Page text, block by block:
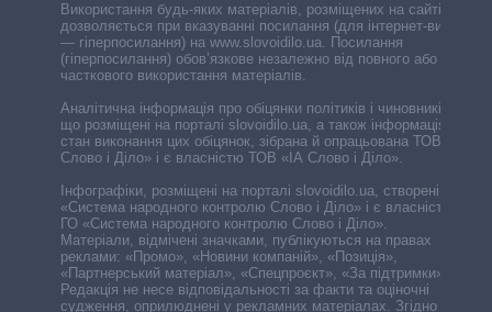
Використання будь-яких матеріалів, розміщених на сайті,
дозволяється при вказуванні посилання (для інтернет-видань
— гіперпосилання) на www.slovoidilo.ua. Посилання
(гіперпосилання) обов’язкове незалежно від повного або
часткового використання матеріалів.
Аналітична інформація про обіцянки політиків і чиновників,
що розміщені на порталі slovoidilo.ua, а також інформація про
стан виконання цих обіцянок, зібрана й опрацьована ТОВ «ІА
Слово і Діло» і є власністю ТОВ «ІА Слово і Діло».
Інфографіки, розміщені на порталі slovoidilo.ua, створені ГО
«Система народного контролю Слово і Діло» і є власністю
ГО «Система народного контролю Слово і Діло».
Матеріали, відмічені значками, публікуються на правах
реклами: «Промо», «Новини компаній», «Позиція»,
«Партнерський матеріал», «Спецпроєкт», «За підтримки».
Редакція не несе відповідальності за факти та оціночні
судження, оприлюднені у рекламних матеріалах. Згідно з